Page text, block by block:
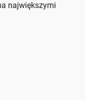
największymi